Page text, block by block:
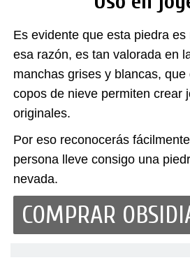
Es evidente que esta piedra
esa razón, es tan valorada en
manchas grises y blancas,
copos de nieve permiten crear
originales.
Por eso reconocerás
persona lleve consigo una
nevada.
COMPRAR